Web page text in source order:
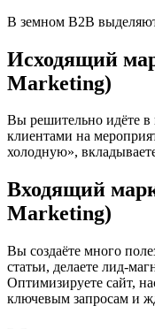
В земном В2В
Исходящий
Marketing)
Вы решительно идёте в
клиентами на
холодную»,
Входящий
Marketing)
Вы создаёте много
статьи, делаете лид-
Оптимизируете сайт,
ключевым запросам и